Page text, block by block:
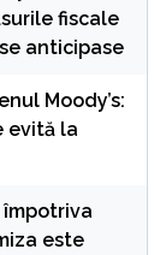
fiscale
anticipase
Moody’s:
evită la
este